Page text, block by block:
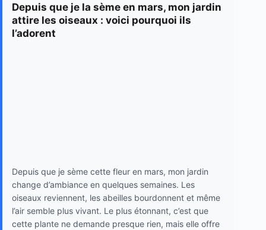
Depuis que je la sème en mars, mon jardin
attire les oiseaux : voici pourquoi ils
l’adorent
Depuis que je sème cette fleur en mars, mon jardin
change d’ambiance en quelques semaines. Les
oiseaux reviennent, les abeilles bourdonnent et même
l’air semble plus vivant. Le plus étonnant, c’est que
cette plante ne demande presque rien, mais elle offre